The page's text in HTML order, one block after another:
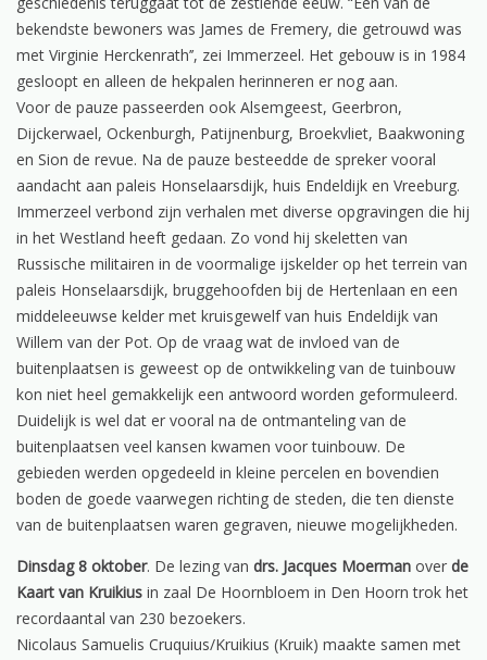
bekendste bewoners was James de Fremery, die getrouwd was
met Virginie Herckenrath’’, zei Immerzeel. Het gebouw is in 1984
gesloopt en alleen de hekpalen herinneren er nog aan.
Voor de pauze passeerden ook Alsemgeest, Geerbron,
Dijckerwael, Ockenburgh, Patijnenburg, Broekvliet, Baakwoning
en Sion de revue. Na de pauze besteedde de spreker vooral
aandacht aan paleis Honselaarsdijk, huis Endeldijk en Vreeburg.
Immerzeel verbond zijn verhalen met diverse opgravingen die hij
in het Westland heeft gedaan. Zo vond hij skeletten van
Russische militairen in de voormalige ijskelder op het terrein van
paleis Honselaarsdijk, bruggehoofden bij de Hertenlaan en een
middeleeuwse kelder met kruisgewelf van huis Endeldijk van
Willem van der Pot. Op de vraag wat de invloed van de
buitenplaatsen is geweest op de ontwikkeling van de tuinbouw
kon niet heel gemakkelijk een antwoord worden geformuleerd.
Duidelijk is wel dat er vooral na de ontmanteling van de
buitenplaatsen veel kansen kwamen voor tuinbouw. De
gebieden werden opgedeeld in kleine percelen en bovendien
boden de goede vaarwegen richting de steden, die ten dienste
van de buitenplaatsen waren gegraven, nieuwe mogelijkheden.
Dinsdag 8 oktober. De lezing van drs. Jacques Moerman over de
Kaart van Kruikius in zaal De Hoornbloem in Den Hoorn trok het
recordaantal van 230 bezoekers.
Nicolaus Samuelis Cruquius/Kruikius (Kruik) maakte samen met